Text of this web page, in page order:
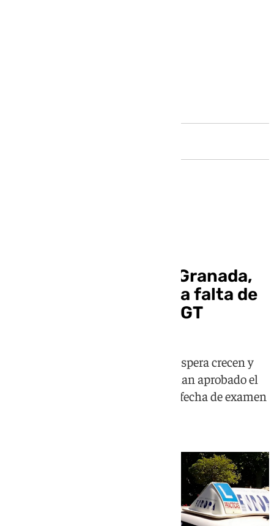
Las autoescuelas de Granada,
«desesperadas» por la falta de
examinadores de la DGT
El sector asegura que la listas de espera crecen y
hay más de 11.600 alumnos que han aprobado el
teórico y no se les puede asegurar fecha de examen